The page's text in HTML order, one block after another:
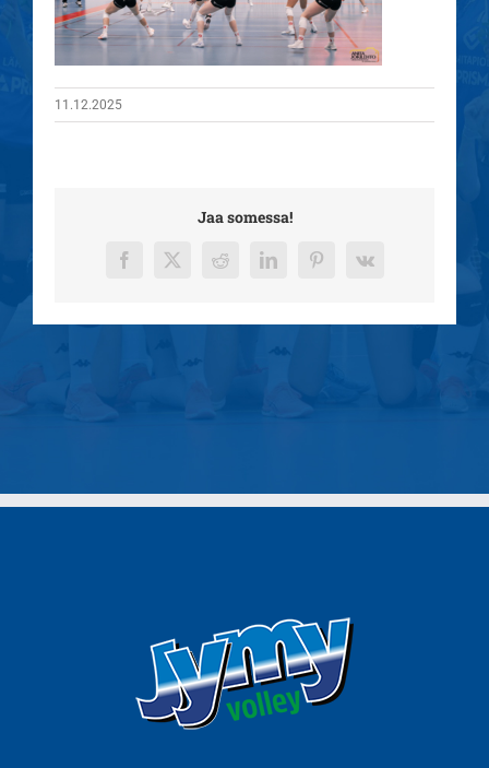
11.12.2025
Jaa somessa!
Facebook
X RedditLinkedInPinterest
Vk